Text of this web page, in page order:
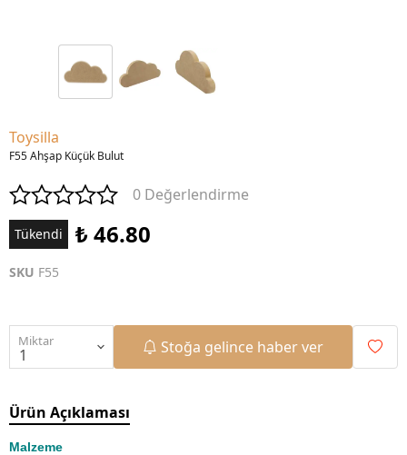
Toysilla
F55 Ahşap Küçük Bulut
0 Değerlendirme
Tükendi ₺ 46.80
SKU F55
Miktar Stoğa gelince haber ver
Ürün Açıklaması
Malzeme